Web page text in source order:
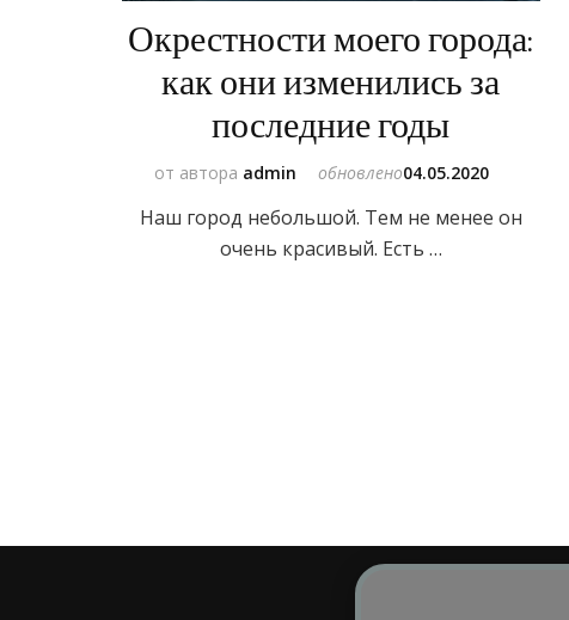
Окрестности моего города:
как они изменились за
последние годы
от автора admin обновлено04.05.2020
Наш город небольшой. Тем не менее он
очень красивый. Есть …